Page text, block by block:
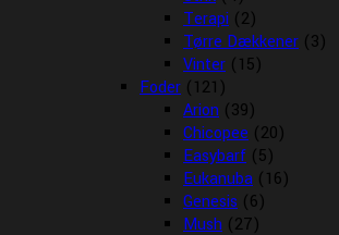
Terapi (2)
Tørre Dækkener (3)
Vinter (15)
Foder (121)
Arion (39)
Chicopee (20)
Easybarf (5)
Eukanuba (16)
Genesis (6)
Mush (27)